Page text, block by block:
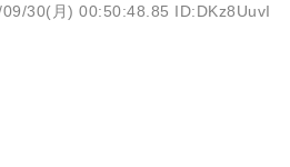
30(月) 00:50:48.85 ID:DKz8UuvI